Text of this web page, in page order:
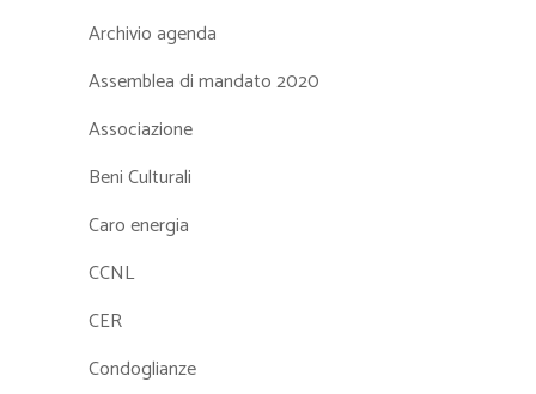
Archivio agenda
Assemblea di mandato 2020
Associazione
Beni Culturali
Caro energia
CCNL
CER
Condoglianze